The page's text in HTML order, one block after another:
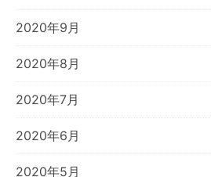
2020年9月
2020年8月
2020年7月
2020年6月
2020年5月